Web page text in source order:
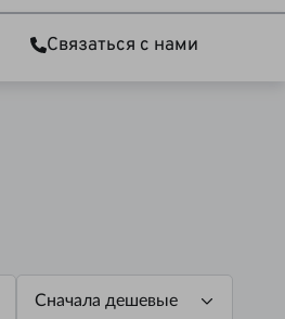
Связаться с нами
Сначала дешевые